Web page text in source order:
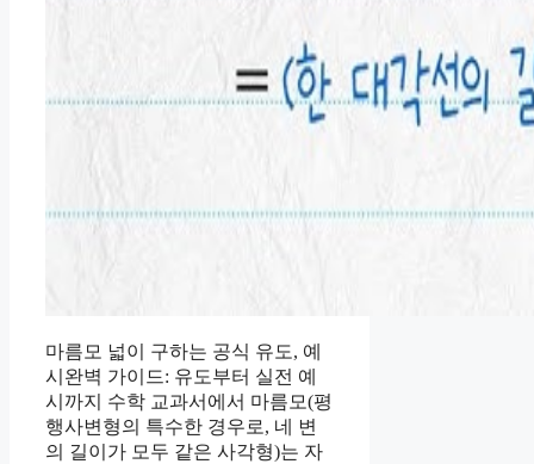
마름모 넓이 구하는 공식 유도, 예
시완벽 가이드: 유도부터 실전 예
시까지 수학 교과서에서 마름모(평
행사변형의 특수한 경우로, 네 변
의 길이가 모두 같은 사각형)는 자